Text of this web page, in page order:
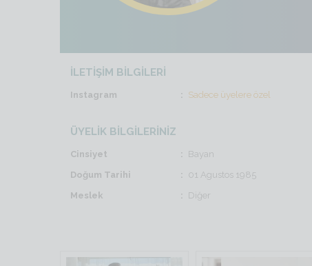
İLETİŞİM BİLGİLERİ
Instagram Sadece üyelere özel
ÜYELİK BİLGİLERİNİZ
Cinsiyet Bayan
Doğum Tarihi
01 Agustos 1985
Meslek
Diğer